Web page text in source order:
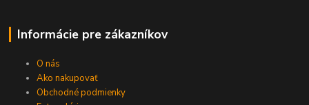
Informácie pre zákazníkov
O nás
Ako nakupovať
Obchodné podmienky